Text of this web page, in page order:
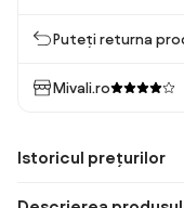
Puteți returna
Mivali.ro
Istoricul prețurilor